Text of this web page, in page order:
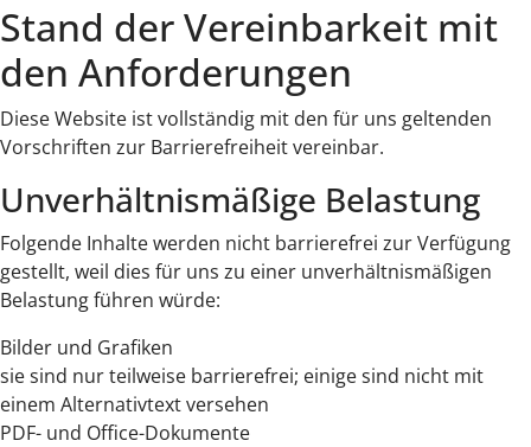
Stand der Vereinbarkeit mit
den Anforderungen
Diese Website ist vollständig mit den für uns geltenden
Vorschriften zur Barrierefreiheit vereinbar.
Unverhältnismäßige Belastung
Folgende Inhalte werden nicht barrierefrei zur Verfügung
gestellt, weil dies für uns zu einer unverhältnismäßigen
Belastung führen würde:
Bilder und Grafiken
sie sind nur teilweise barrierefrei; einige sind nicht mit
einem Alternativtext versehen
PDF- und Office-Dokumente